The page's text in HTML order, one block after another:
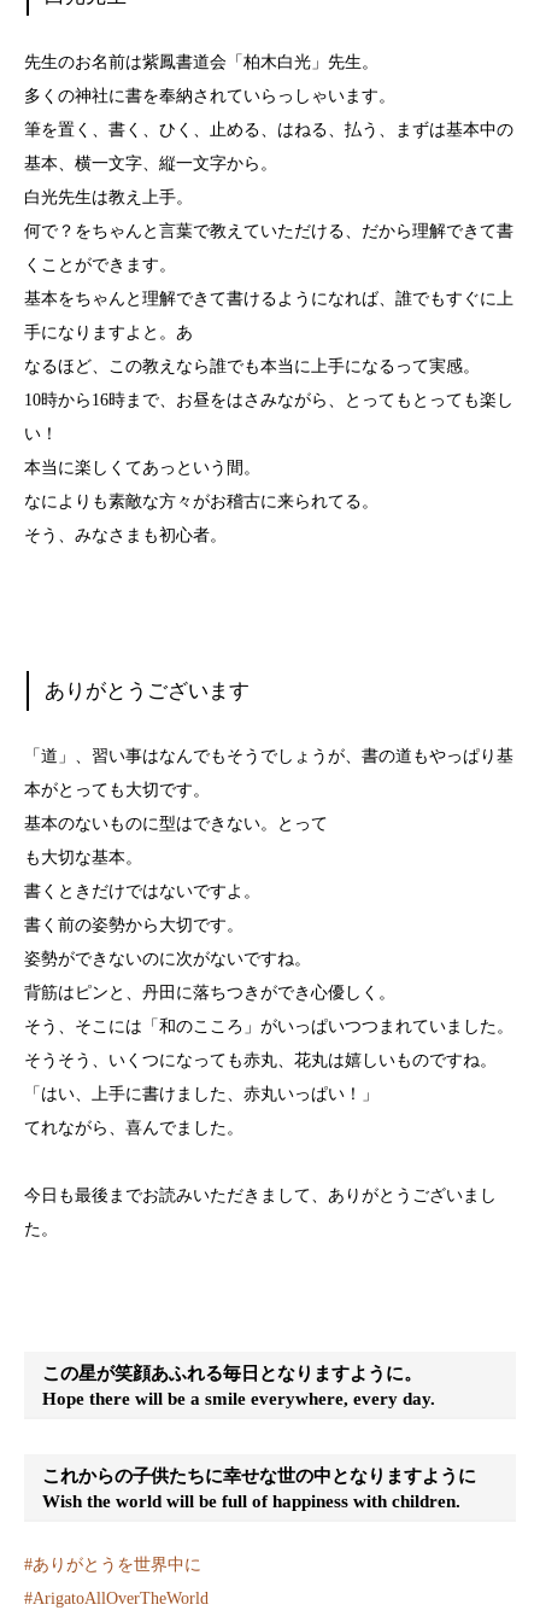
先生のお名前は紫鳳書道会「柏木白光」先生。
多くの神社に書を奉納されていらっしゃいます。
筆を置く、書く、ひく、止める、はねる、払う、まずは基本中の
基本、横一文字、縦一文字から。
白光先生は教え上手。
何で？をちゃんと言葉で教えていただける、だから理解できて書
くことができます。
基本をちゃんと理解できて書けるようになれば、誰でもすぐに上
手になりますよと。あ
なるほど、この教えなら誰でも本当に上手になるって実感。
10時から16時まで、お昼をはさみながら、とってもとっても楽し
い！
本当に楽しくてあっという間。
なによりも素敵な方々がお稽古に来られてる。
そう、みなさまも初心者。
ありがとうございます
「道」、習い事はなんでもそうでしょうが、書の道もやっぱり基
本がとっても大切です。
基本のないものに型はできない。とって
も大切な基本。
書くときだけではないですよ。
書く前の姿勢から大切です。
姿勢ができないのに次がないですね。
背筋はピンと、丹田に落ちつきができ心優しく。
そう、そこには「和のこころ」がいっぱいつつまれていました。
そうそう、いくつになっても赤丸、花丸は嬉しいものですね。
「はい、上手に書けました、赤丸いっぱい！」
てれながら、喜んでました。
今日も最後までお読みいただきまして、ありがとうございまし
た。
この星が笑顔あふれる毎日となりますように。
Hope there will be a smile everywhere, every day.
これからの子供たちに幸せな世の中となりますように
Wish the world will be full of happiness with children.
#ありがとうを世界中に
#ArigatoAllOverTheWorld